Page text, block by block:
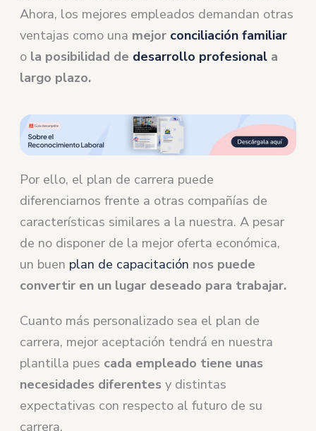
Ahora, los mejores empleados demandan otras
ventajas como una mejor conciliación familiar
o la posibilidad de desarrollo profesional a
largo plazo.
Por ello, el plan de carrera puede
diferenciarnos frente a otras compañías de
características similares a la nuestra. A pesar
de no disponer de la mejor oferta económica,
un buen plan de capacitación nos puede
convertir en un lugar deseado para trabajar.
Cuanto más personalizado sea el plan de
carrera, mejor aceptación tendrá en nuestra
plantilla pues cada empleado tiene unas
necesidades diferentesy distintas
expectativas con respecto al futuro de su
carrera.